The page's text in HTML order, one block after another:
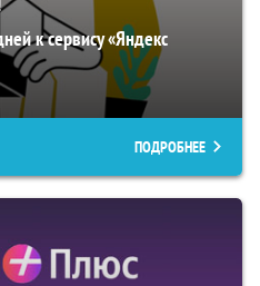
к сервису «Яндекс
ПОДРОБНЕЕ